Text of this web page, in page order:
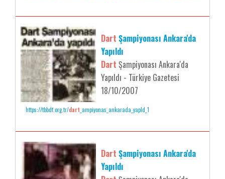
Dart Şampiyonası Ankara'da
Yapıldı
Dart Şampiyonası Ankara'da
Yapıldı - Türkiye Gazetesi
18/10/2007
https://tbbdf.org.tr/dart _ampiyonas_ankarada_yapld_1
Dart Şampiyonası Ankara'da
Yapıldı